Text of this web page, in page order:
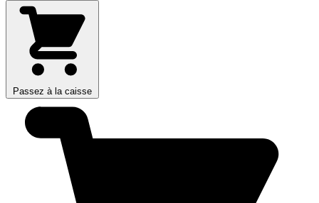
Passez à la caisse